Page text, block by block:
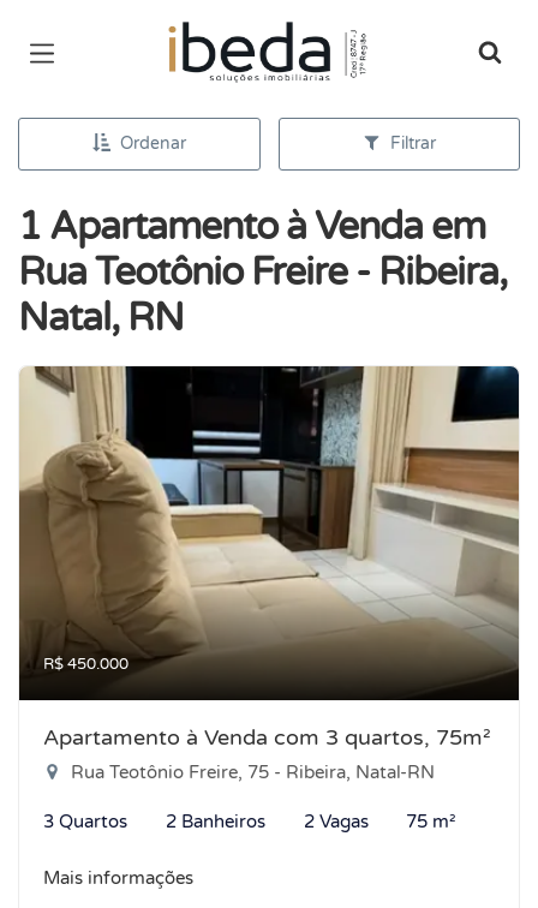
Página inicial
Ordenar Filtrar
1 Apartamento à Venda em
Rua Teotônio Freire - Ribeira,
Natal, RN
R$ 450.000
Apartamento à Venda com 3 quartos, 75m²
Rua Teotônio Freire, 75 - Ribeira, Natal-RN
3 Quartos 2 Banheiros 2 Vagas 75 m²
Mais informações